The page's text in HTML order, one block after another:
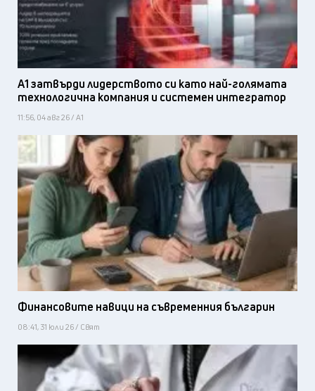
А1 затвърди лидерството си като най-голямата
технологична компания и системен интегратор
11:56, 04 авг 26 / А1
Финансовите навици на съвременния българин
08:41, 31 юли 26 / Свят